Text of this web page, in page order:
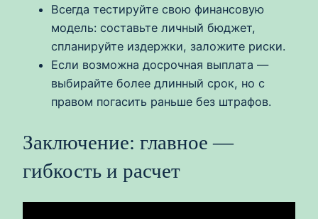
Всегда тестируйте свою финансовую
модель: составьте личный бюджет,
спланируйте издержки, заложите риски.
Если возможна досрочная выплата —
выбирайте более длинный срок, но с
правом погасить раньше без штрафов.
Заключение: главное —
гибкость и расчет